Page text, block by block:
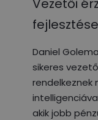
Vezetői
fejlesztése
Daniel
sikeres
rendelkeznek
akik jobb